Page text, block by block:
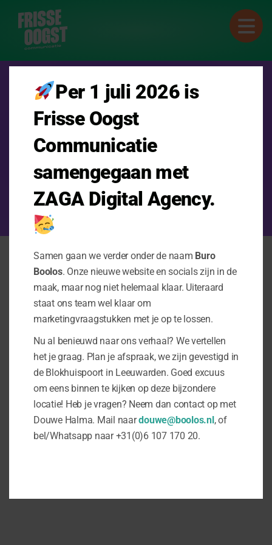
ZEG HOOI!
06 107 170 20
Per 1 juli 2026 is
Frisse Oogst
Communicatie
samengegaan met
ZAGA Digital Agency.
Samen gaan we verder onder de naam Buro
Boolos. Onze nieuwe website en socials zijn in de
maak, maar nog niet helemaal klaar. Uiteraard
staat ons team wel klaar om
marketingvraagstukken met je op te lossen.
Nu al benieuwd naar ons verhaal? We vertellen
het je graag. Plan je afspraak, we zijn gevestigd in
de Blokhuispoort in Leeuwarden. Goed excuus
om eens binnen te kijken op deze bijzondere
locatie! Heb je vragen? Neem dan contact op met
Douwe Halma. Mail naardouwe@boolos.nl, of
bel/Whatsapp naar +31(0)6 107 170 20.